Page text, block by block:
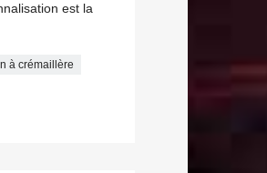
est la
à crémaillère